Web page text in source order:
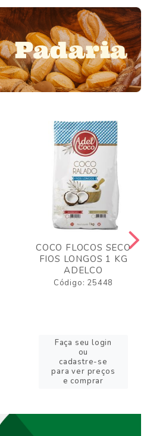
COCO FLOCOS SECO
FIOS LONGOS 1 KG
ADELCO
Código: 25448
Faça seu login
ou
cadastre-se
para ver preços
e comprar